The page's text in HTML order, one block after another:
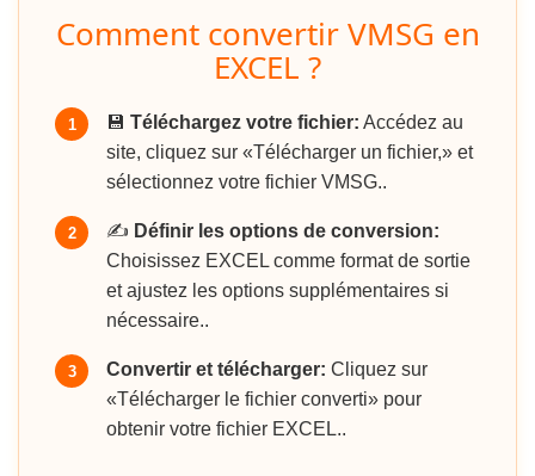
Comment convertir VMSG en
EXCEL ?
1 💾 Téléchargez votre fichier: Accédez au
site, cliquez sur «Télécharger un fichier,» et
sélectionnez votre fichier VMSG..
2 ✍️ Définir les options de conversion:
Choisissez EXCEL comme format de sortie
et ajustez les options supplémentaires si
nécessaire..
3 Convertir et télécharger: Cliquez sur
«Télécharger le fichier converti» pour
obtenir votre fichier EXCEL..